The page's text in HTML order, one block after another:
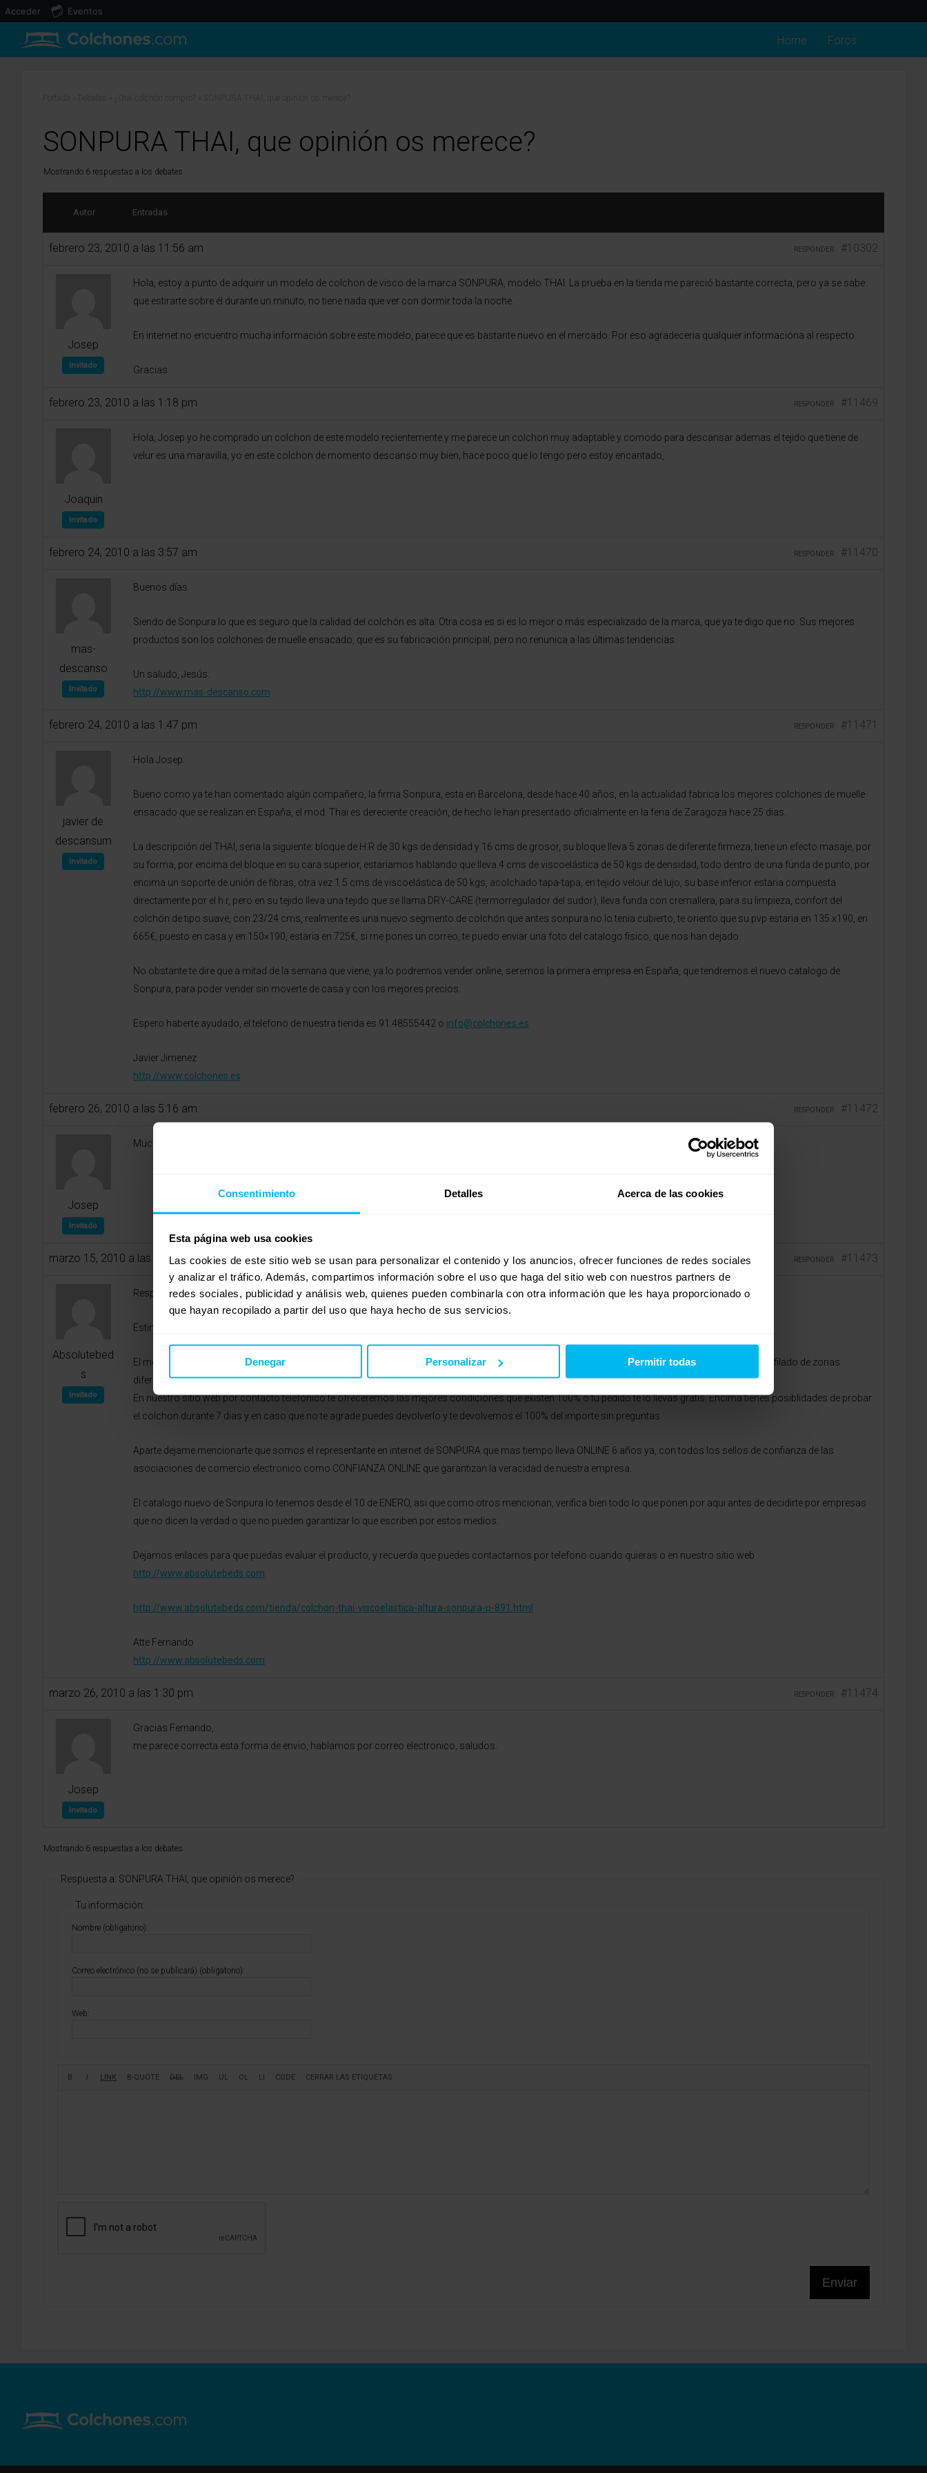
Consentimiento Detalles Acerca de las cookies
Esta página web usa cookies
Las cookies de este sitio web se usan para personalizar el contenido y los anuncios, ofrecer funciones de redes sociales
y analizar el tráfico. Además, compartimos información sobre el uso que haga del sitio web con nuestros partners de
redes sociales, publicidad y análisis web, quienes pueden combinarla con otra información que les haya proporcionado o
que hayan recopilado a partir del uso que haya hecho de sus servicios.
Denegar Personalizar Permitir todas
Home Foros
SONPURA THAI, que opinión os merece?
Mostrando 6 respuestas a los debates
Autor Entradas
febrero 23, 2010 a las 11:56 am #10302
RESPONDER
Josep
Invitado
Hola, estoy a punto de adquirir un modelo de colchon de visco de la marca SONPURA, modelo THAI. La prueba en la tienda me pareció bastante correcta, pero ya se sabe
que estirarte sobre él durante un minuto, no tiene nada que ver con dormir toda la noche.
En internet no encuentro mucha información sobre este modelo, parece que es bastante nuevo en el mercado. Por eso agradeceria qualquier informacióna al respecto.
Gracias
febrero 23, 2010 a las 1:18 pm #11469
RESPONDER
Joaquin
Invitado
Hola, Josep yo he comprado un colchon de este modelo recientemente y me parece un colchon muy adaptable y comodo para descansar ademas el tejido que tiene de
velur es una maravilla, yo en este colchon de momento descanso muy bien, hace poco que lo tengo pero estoy encantado,
febrero 24, 2010 a las 3:57 am #11470
RESPONDER
mas-
descanso
Invitado
Buenos días.
Siendo de Sonpura lo que es seguro que la calidad del colchón es alta. Otra cosa es si es lo mejor o más especializado de la marca, que ya te digo que no. Sus mejores
productos son los colchones de muelle ensacado, que es su fabricación principal, pero no renunica a las últimas tendencias.
Un saludo, Jesús.
http://www.mas-descanso.com
febrero 24, 2010 a las 1:47 pm #11471
RESPONDER
javier de
descansum
Invitado
Hola Josep:
Bueno como ya te han comentado algún compañero, la firma Sonpura, esta en Barcelona, desde hace 40 años, en la actualidad fabrica los mejores colchones de muelle
ensacado que se realizan en España, el mod. Thai es dereciente creación, de hecho le han presentado oficialmente en la feria de Zaragoza hace 25 dias.
La descripción del THAI, seria la siguiente: bloque de H.R de 30 kgs de densidad y 16 cms de grosor, su bloque lleva 5 zonas de diferente firmeza, tiene un efecto masaje, por
su forma, por encima del bloque en su cara superior, estariamos hablando que lleva 4 cms de viscoelástica de 50 kgs de densidad, todo dentro de una funda de punto, por
encima un soporte de unión de fibras, otra vez 1.5 cms de viscoelástica de 50 kgs, acolchado tapa-tapa, en tejido velour de lujo, su base inferior estaria compuesta
directamente por el h.r, pero en su tejido lleva una tejido que se llama DRY-CARE (termorregulador del sudor), lleva funda con cremallera, para su limpieza, confort del
colchón de tipo suave, con 23/24 cms, realmente es una nuevo segmento de colchón que antes sonpura no lo tenia cubierto, te oriento que su pvp estaria en 135 x190, en
665€, puesto en casa y en 150×190, estaria en 725€, si me pones un correo, te puedo enviar una foto del catalogo fisico, que nos han dejado.
No obstante te dire que a mitad de la semana que viene, ya lo podremos vender online, seremos la primera empresa en España, que tendremos el nuevo catalogo de
Sonpura, para poder vender sin moverte de casa y con los mejores precios.
Espero haberte ayudado, el telefono de nuestra tienda es 91.48555442 o info@colchones.es
Javier Jimenez
http://www.colchones.es
febrero 26, 2010 a las 5:16 am #11472
RESPONDER
Josep
Invitado
Muchisimas gracias Javier por una respuesta tan completa, ha sido de gran ayuda.
marzo 15, 2010 a las 4:06 pm #11473
RESPONDER
Absolutebed
s
Invitado
Respuesta a Josep,
Estimado Josep,
El modelo Thai de Sonpura provee una de las mejores sensaciones que un colchón viscoelástico puede ofrecer en el mercado, ya que su nucleo perfilado de zonas
diferenciadas de descanso, proveen un efecto masaje a la hora de probar el colchón por un período no menor a 15 minutos.
En nuestro sitio web por contacto telefónico te ofreceremos las mejores condiciones que existen 100% o tu pedido te lo llevas gratis. Encima tienes posiblidades de probar
el colchon durante 7 dias y en caso que no te agrade puedes devolverlo y te devolvemos el 100% del importe sin preguntas.
Aparte dejame mencionarte que somos el representante en internet de SONPURA que mas tiempo lleva ONLINE 6 años ya, con todos los sellos de confianza de las
asociaciones de comercio electronico como CONFIANZA ONLINE que garantizan la veracidad de nuestra empresa.
El catalogo nuevo de Sonpura lo tenemos desde el 10 de ENERO, asi que como otros mencionan, verifica bien todo lo que ponen por aqui antes de decidirte por empresas
que no dicen la verdad o que no pueden garantizar lo que escriben por estos medios.
Dejamos enlaces para que puedas evaluar el producto, y recuerda que puedes contactarnos por telefono cuando quieras o en nuestro sitio web
http://www.absolutebeds.com
http://www.absolutebeds.com/tienda/colchon-thai-viscoelastica-altura-sonpura-p-891.html
Atte Fernando
http://www.absolutebeds.com
marzo 26, 2010 a las 1:30 pm #11474
RESPONDER
Josep
Invitado
Gracias Fernando,
me parece correcta esta forma de envio, hablamos por correo electronico, saludos.
Mostrando 6 respuestas a los debates
Respuesta a: SONPURA THAI, que opinión os merece?
Tu información:
Nombre (obligatorio):
Correo electrónico (no se publicará) (obligatorio):
Web:
Enviar
Acceder Eventos